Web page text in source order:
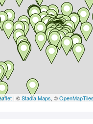
| ©Stadia Maps, ©